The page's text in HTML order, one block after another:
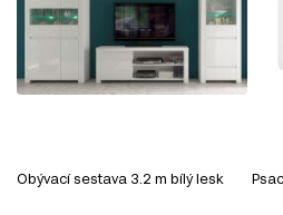
DŘEVOTŘÍSKA
materiálů v nábytkářském
dřevních třísek pod vysokým
Obývací sestava 3.2 m bílý lesk